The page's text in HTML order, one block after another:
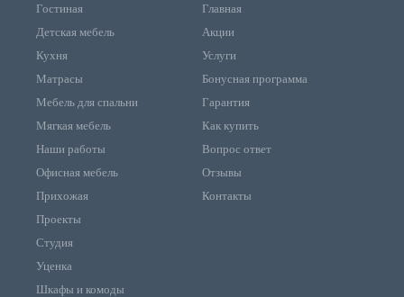
Гостиная
Детская мебель
Кухня
Матрасы
Мебель для спальни
Мягкая мебель
Наши работы
Офисная мебель
Прихожая
Проекты
Студия
Уценка
Шкафы и комоды
Главная
Акции
Услуги
Бонусная программа
Гарантия
Как купить
Вопрос ответ
Отзывы
Контакты